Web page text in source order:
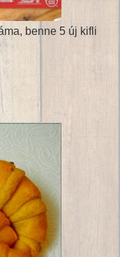
benne 5 új kifli